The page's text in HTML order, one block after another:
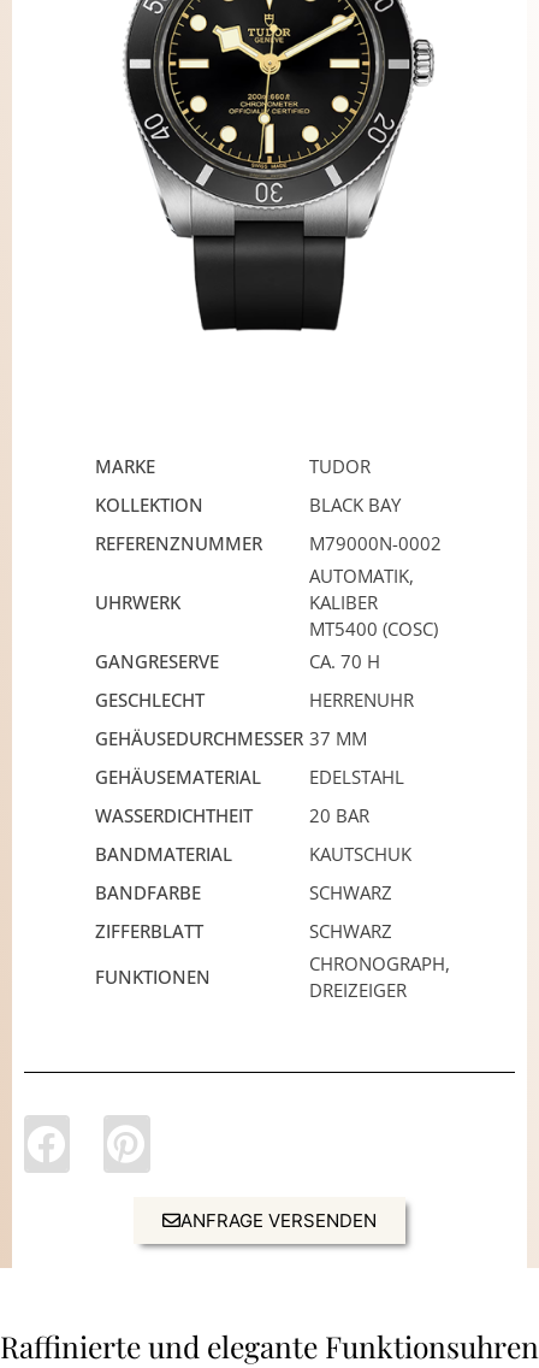
MARKE
TUDOR
KOLLEKTION
BLACK BAY
REFERENZNUMMER
M79000N-0002
UHRWERK
AUTOMATIK,
KALIBER
MT5400 (COSC)
GANGRESERVE
CA. 70 H
GESCHLECHT
HERRENUHR
GEHÄUSEDURCHMESSER 37 MM
GEHÄUSEMATERIAL
EDELSTAHL
WASSERDICHTHEIT
20 BAR
BANDMATERIAL
KAUTSCHUK
BANDFARBE
SCHWARZ
ZIFFERBLATT
SCHWARZ
FUNKTIONEN
CHRONOGRAPH,
DREIZEIGER
ANFRAGE VERSENDEN
Raffinierte und elegante Funktionsuhren